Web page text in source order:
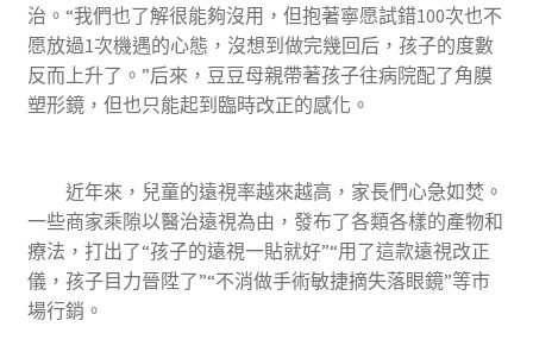
治。“我們也了解很能夠沒用，但抱著寧愿試錯100次也不
愿放過1次機遇的心態，沒想到做完幾回后，孩子的度數
反而上升了。”后來，豆豆母親帶著孩子往病院配了角膜
塑形鏡，但也只能起到臨時改正的感化。
近年來，兒童的遠視率越來越高，家長們心急如焚。
一些商家乘隙以醫治遠視為由，發布了各類各樣的產物和
療法，打出了“孩子的遠視一貼就好”“用了這款遠視改正
儀，孩子目力晉陞了”“不消做手術敏捷摘失落眼鏡”等市
場行銷。